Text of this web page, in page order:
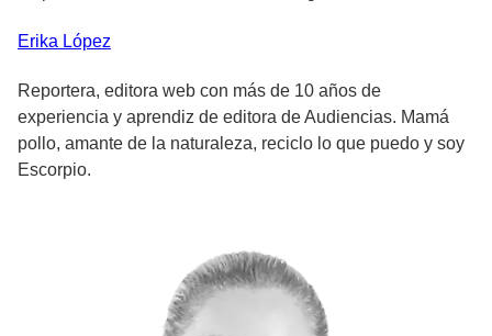
Erika López
Reportera, editora web con más de 10 años de
experiencia y aprendiz de editora de Audiencias. Mamá
pollo, amante de la naturaleza, reciclo lo que puedo y soy
Escorpio.